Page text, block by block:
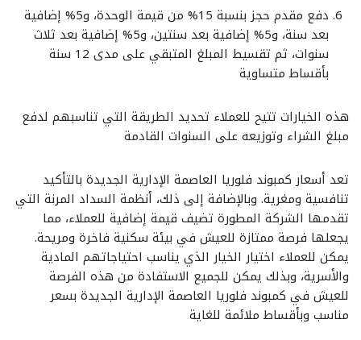
دفع مقدم حجز بنسبة 15% من قيمة الوحدة، و5% إضافية
بعد سنة، و5% إضافية بعد سنتين، و5% إضافية بعد ثلاث
سنوات، ثم تقسيط المبلغ المتبقي على مدى 12 سنة
بأقساط متساوية
هذه الخيارات تتيح للعملاء تحديد الطريقة التي تناسبهم لدفع
مبلغ الشراء وتوزيعه على السنوات القادمة
تعد أسعار كمبوند فلوريا العاصمة الإدارية الجديدة بالتأكيد
تنافسية ومغرية. وبالإضافة إلى ذلك، أنظمة السداد المرنة التي
تقدمها الشركة المطورة تضيف قيمة إضافية للعملاء، مما
يجعلها فرصة ممتازة للعيش في بيئة سكنية فاخرة ومريحة.
يمكن للعملاء اختيار الخيار الذي يناسب احتياجاتهم المادية
والأسرية، وبذلك يمكن للجميع الاستفادة من هذه الفرصة
للعيش في كمبوند فلوريا العاصمة الإدارية الجديدة بسعر
مناسب وبأقساط ملائمة للغاية